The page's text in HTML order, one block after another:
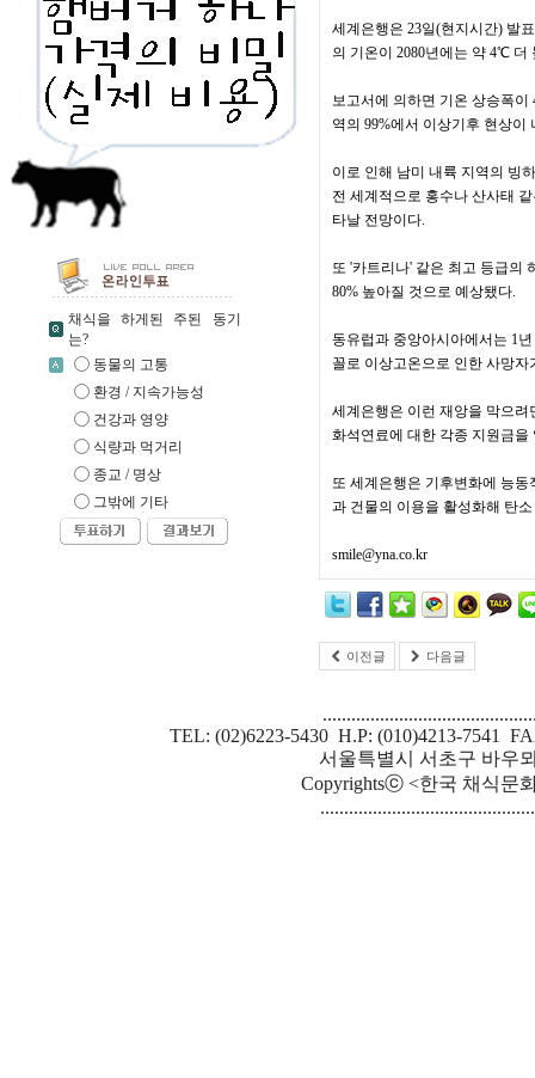
채식을 하게된 주된 동기
는?
동물의 고통
환경 / 지속가능성
건강과 영양
식량과 먹거리
종교 / 명상
그밖에 기타
세계은행은 23일(현지시간) 발
의 기온이 2080년에는 약 4℃ 더
보고서에 의하면 기온 상승폭
역의 99%에서 이상기후 현상이
이로 인해 남미 내륙 지역의 빙
전 세계적으로 홍수나 산사태
타날 전망이다.
또 '카트리나' 같은 최고 등급의
80% 높아질 것으로 예상됐다.
동유럽과 중앙아시아에서는 1
꼴로 이상고온으로 인한 사망
세계은행은 이런 재앙을 막으
화석연료에 대한 각종 지원금을
또 세계은행은 기후변화에 능
과 건물의 이용을 활성화해 탄
smile@yna.co.kr
이전글 다음글
TEL: (02)6223-5430 H.P: (010)4213-7541
서울특별시 서초구 바우
Copyrightsⓒ <한국 채식문